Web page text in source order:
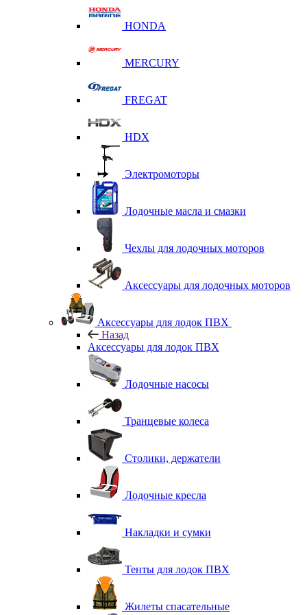
HONDA
MERCURY
FREGAT
HDX
Электромоторы
Лодочные масла и смазки
Чехлы для лодочных моторов
Аксессуары для лодочных моторов
Аксессуары для лодок ПВХ
Назад
Аксессуары для лодок ПВХ
Лодочные насосы
Транцевые колеса
Столики, держатели
Лодочные кресла
Накладки и сумки
Тенты для лодок ПВХ
Жилеты спасательные